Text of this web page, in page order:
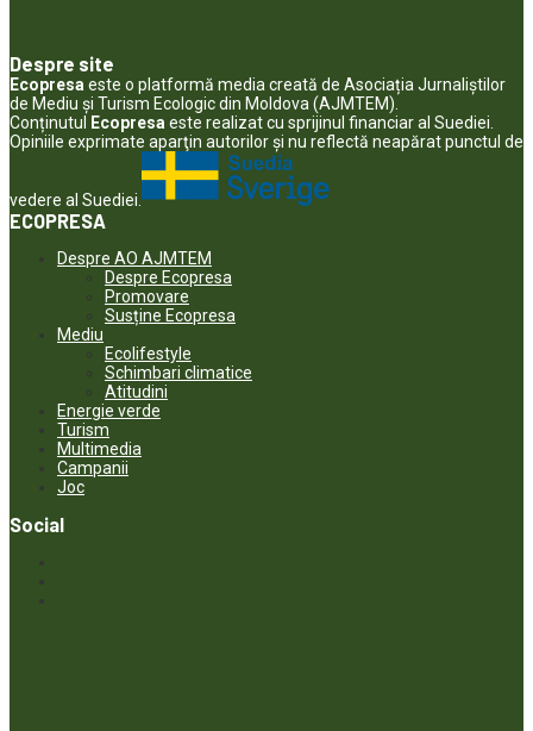
Despre site
Ecopresa este o platformă media creată de Asociația Jurnaliștilor
de Mediu și Turism Ecologic din Moldova (AJMTEM).
Conținutul
Ecopresa este realizat cu sprijinul financiar al Suediei.
Opiniile exprimate aparţin autorilor şi nu reflectă neapărat punctul de
vedere al Suediei.
ECOPRESA
Despre AO AJMTEM
Despre Ecopresa
Promovare
Susține Ecopresa
Mediu
Ecolifestyle
Schimbari climatice
Atitudini
Energie verde
Turism
Multimedia
Campanii
Joc
Social